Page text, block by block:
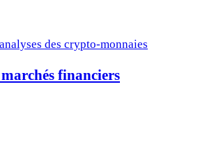
des crypto-monnaies
financiers